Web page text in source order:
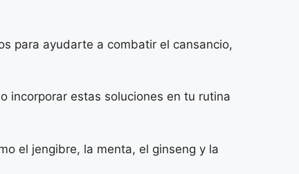
para ayudarte a combatir el cansancio,
incorporar estas soluciones en tu rutina
el jengibre, la menta, el ginseng y la